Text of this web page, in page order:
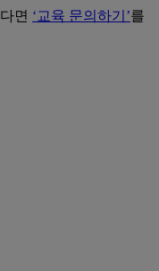
면 ‘교육 문의하기’를